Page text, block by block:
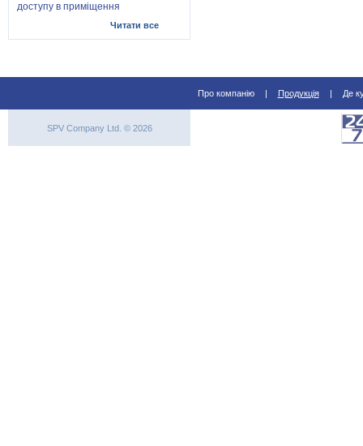
доступу в приміщення
Читати все
Про компанію | Продукція | Де
SPV Company Ltd. © 2026